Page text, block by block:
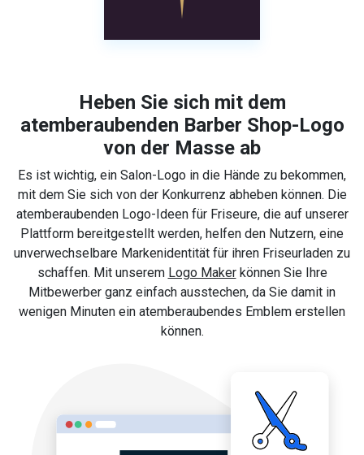
Heben Sie sich mit dem
atemberaubenden Barber Shop-Logo
von der Masse ab
Es ist wichtig, ein Salon-Logo in die Hände zu bekommen,
mit dem Sie sich von der Konkurrenz abheben können. Die
atemberaubenden Logo-Ideen für Friseure, die auf unserer
Plattform bereitgestellt werden, helfen den Nutzern, eine
unverwechselbare Markenidentität für ihren Friseurladen zu
schaffen. Mit unserem Logo Makerkönnen Sie Ihre
Mitbewerber ganz einfach ausstechen, da Sie damit in
wenigen Minuten ein atemberaubendes Emblem erstellen
können.